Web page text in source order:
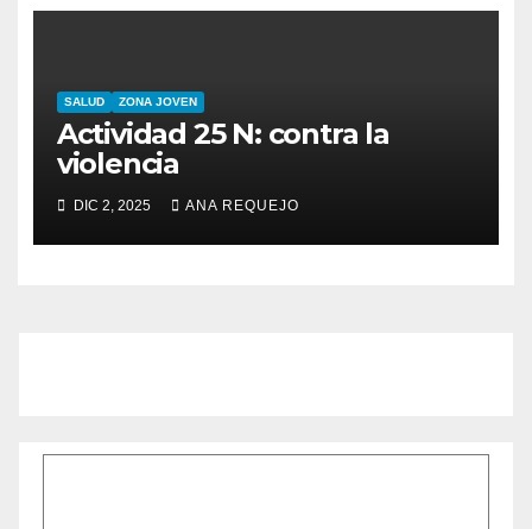
SALUD ZONA JOVEN
Actividad 25 N: contra la
violencia
DIC 2, 2025 ANA REQUEJO